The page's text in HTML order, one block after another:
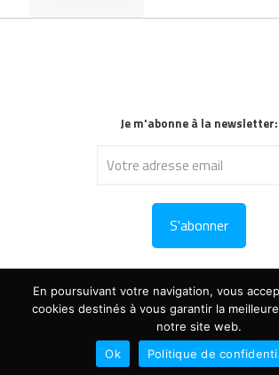
Je m'abonne à la newsletter:
Copyright : tous droits résevés © 2024
Politique de confidentialité- Création du site :
En poursuivant votre navigation, vous
cookies destinés à vous garantir la
notre site web.
Ok
Politique de